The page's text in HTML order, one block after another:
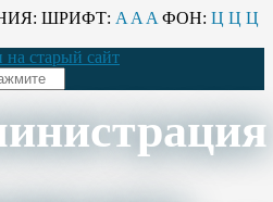
ШРИФТ: A A A ФОН: Ц Ц Ц
на старый сайт